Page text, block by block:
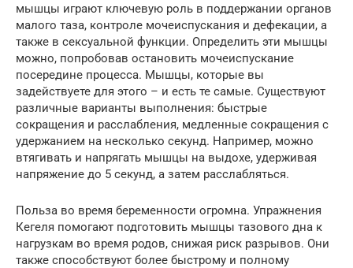
мышцы играют ключевую роль в поддержании органов
малого таза, контроле мочеиспускания и дефекации, а
также в сексуальной функции. Определить эти мышцы
можно, попробовав остановить мочеиспускание
посередине процесса. Мышцы, которые вы
задействуете для этого – и есть те самые. Существуют
различные варианты выполнения: быстрые
сокращения и расслабления, медленные сокращения с
удержанием на несколько секунд. Например, можно
втягивать и напрягать мышцы на выдохе, удерживая
напряжение до 5 секунд, а затем расслабляться.
Польза во время беременности огромна. Упражнения
Кегеля помогают подготовить мышцы тазового дна к
нагрузкам во время родов, снижая риск разрывов. Они
также способствуют более быстрому и полному